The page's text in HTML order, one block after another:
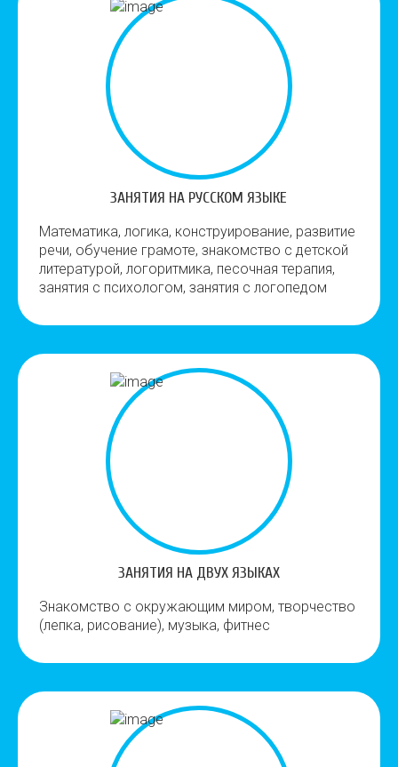
ЗАНЯТИЯ НА РУССКОМ ЯЗЫКЕ
Математика, логика, конструирование, развитие
речи, обучение грамоте, знакомство с детской
литературой, логоритмика, песочная терапия,
занятия с психологом, занятия с логопедом
ЗАНЯТИЯ НА ДВУХ ЯЗЫКАХ
Знакомство с окружающим миром, творчество
(лепка, рисование), музыка, фитнес